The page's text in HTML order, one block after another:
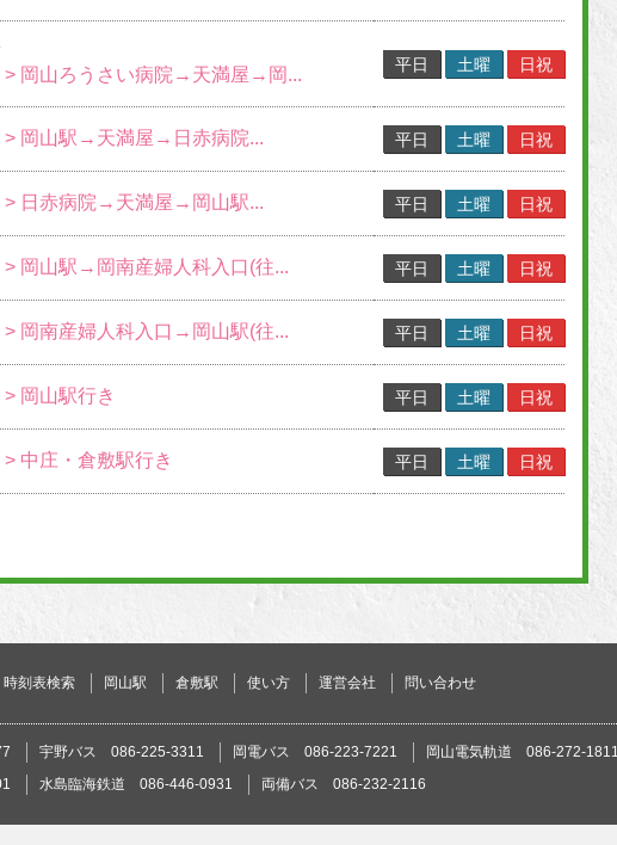
> 岡山ろうさい病院→天満屋→岡... 平日 土曜 日祝
> 岡山駅→天満屋→日赤病院... 平日 土曜 日祝
> 日赤病院→天満屋→岡山駅... 平日 土曜 日祝
> 岡山駅→岡南産婦人科入口(往... 平日 土曜 日祝
> 岡南産婦人科入口→岡山駅(往... 平日 土曜 日祝
> 岡山駅行き 平日 土曜 日祝
> 中庄・倉敷駅行き 平日 土曜 日祝
時刻表検索 岡山駅 倉敷駅 使い方 運営会社
問い合わせ
宇野バス 086-225-3311 岡電バス 086-223-7221 岡山電気軌道 086-272-1811
水島臨海鉄道 086-446-0931 両備バス 086-232-2116